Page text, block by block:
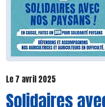
Le 7 avril 2025
Solidaires